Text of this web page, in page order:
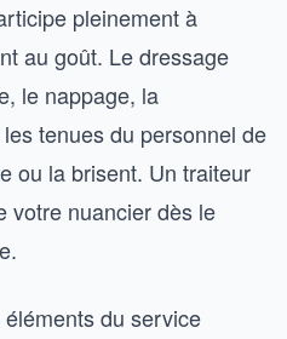
pleinement à
au goût. Le dressage
le nappage, la
tenues du personnel de
ou la brisent. Un traiteur
votre nuancier dès le
du service